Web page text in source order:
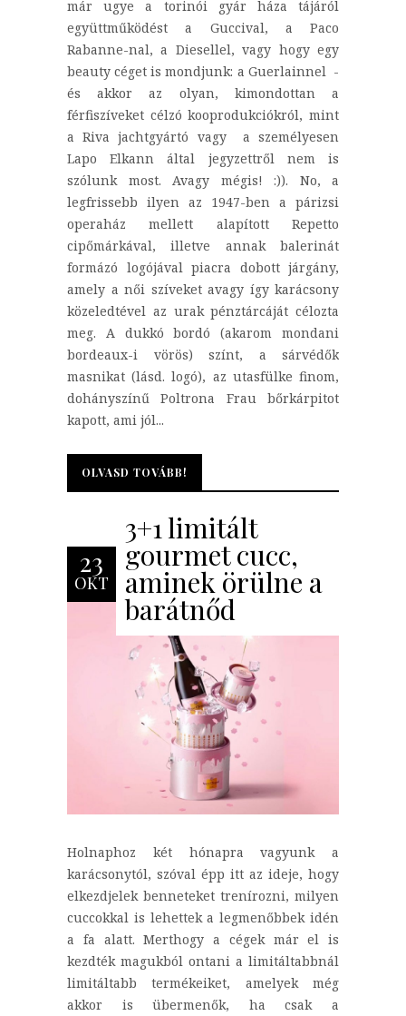
már ugye a torinói gyár háza tájáról
együttműködést a Guccival, a Paco
Rabanne-nal, a Diesellel, vagy hogy egy
beauty céget is mondjunk: a Guerlainnel -
és akkor az olyan, kimondottan a
férfiszíveket célzó kooprodukciókról, mint
a Riva jachtgyártó vagy a személyesen
Lapo Elkann által jegyzettről nem is
szólunk most. Avagy mégis! :)). No, a
legfrissebb ilyen az 1947-ben a párizsi
operaház mellett alapított Repetto
cipőmárkával, illetve annak balerinát
formázó logójával piacra dobott járgány,
amely a női szíveket avagy így karácsony
közeledtével az urak pénztárcáját célozta
meg. A dukkó bordó (akarom mondani
bordeaux-i vörös) színt, a sárvédők
masnikat (lásd. logó), az utasfülke finom,
dohányszínű Poltrona Frau bőrkárpitot
kapott, ami jól...
OLVASD TOVÁBB!
OLVASD TOVÁBB!
23
OKT
3+1 limitált
gourmet cucc,
aminek örülne a
barátnőd
Holnaphoz két hónapra vagyunk a
karácsonytól, szóval épp itt az ideje, hogy
elkezdjelek benneteket trenírozni, milyen
cuccokkal is lehettek a legmenőbbek idén
a fa alatt. Merthogy a cégek már el is
kezdték magukból ontani a limitáltabbnál
limitáltabb termékeiket, amelyek még
akkor is übermenők, ha csak a